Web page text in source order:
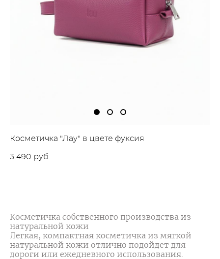
Косметичка "Лау" в цвете фуксия
3 490 pуб.
Косметичка собственного производства из
натуральной кожи
Легкая, компактная косметичка из мягкой
натуральной кожи отлично подойдет для
дороги или ежедневного использования.